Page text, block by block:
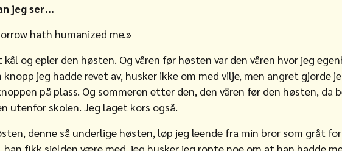
jeg ser…
hath humanized me.»
og epler den høsten. Og våren før høsten var den våren hvor jeg
knopp jeg hadde revet av, husker ikke om med vilje, men angret gjorde
på plass. Og sommeren etter den, den våren før den høsten, da
utenfor skolen. Jeg laget kors også.
denne så underlige høsten, løp jeg leende fra min bror som gråt
han fikk sjelden være med, jeg husker jeg ropte noe om at han hadde